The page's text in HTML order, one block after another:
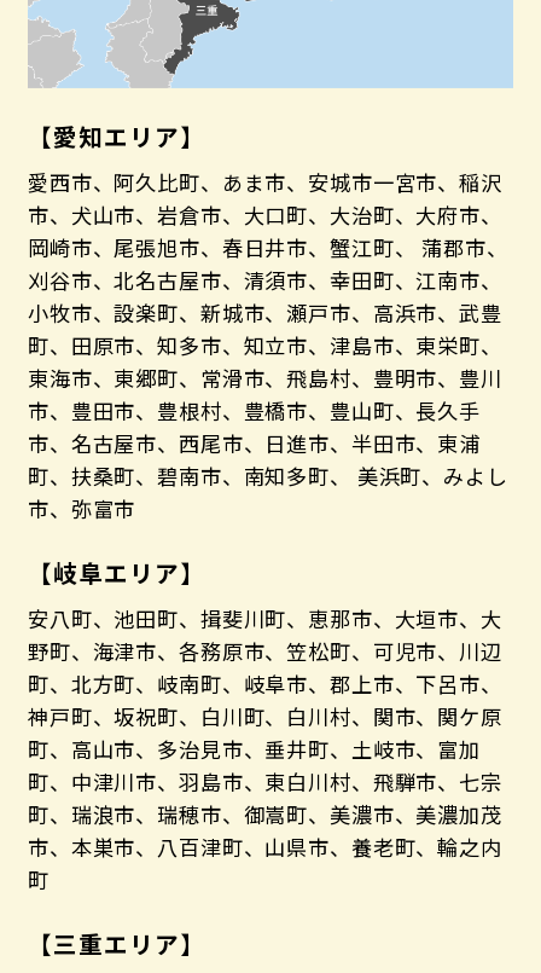
【愛知エリア】
愛西市、阿久比町、あま市、安城市一宮市、稲沢
市、犬山市、岩倉市、大口町、大治町、大府市、
岡崎市、尾張旭市、春日井市、蟹江町、 蒲郡市、
刈谷市、北名古屋市、清須市、幸田町、江南市、
小牧市、設楽町、新城市、瀬戸市、高浜市、武豊
町、田原市、知多市、知立市、津島市、東栄町、
東海市、東郷町、常滑市、飛島村、豊明市、豊川
市、豊田市、豊根村、豊橋市、豊山町、長久手
市、名古屋市、西尾市、日進市、半田市、東浦
町、扶桑町、碧南市、南知多町、 美浜町、みよし
市、弥富市
【岐阜エリア】
安八町、池田町、揖斐川町、恵那市、大垣市、大
野町、海津市、各務原市、笠松町、可児市、川辺
町、北方町、岐南町、岐阜市、郡上市、下呂市、
神戸町、坂祝町、白川町、白川村、関市、関ケ原
町、高山市、多治見市、垂井町、土岐市、富加
町、中津川市、羽島市、東白川村、飛騨市、七宗
町、瑞浪市、瑞穂市、御嵩町、美濃市、美濃加茂
市、本巣市、八百津町、山県市、養老町、輪之内
町
【三重エリア】